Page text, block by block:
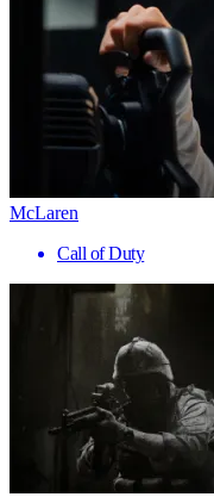
McLaren
Call of Duty